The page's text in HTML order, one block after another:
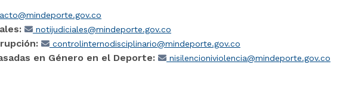
notijudiciales@mindeporte.gov.co
controlinternodisciplinario@mindeporte.gov.co
en Género en el Deporte: nisilencioniviolencia@mindeporte.gov.co